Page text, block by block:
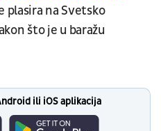
plasira na Svetsko
što je u baražu
ili iOS aplikacija